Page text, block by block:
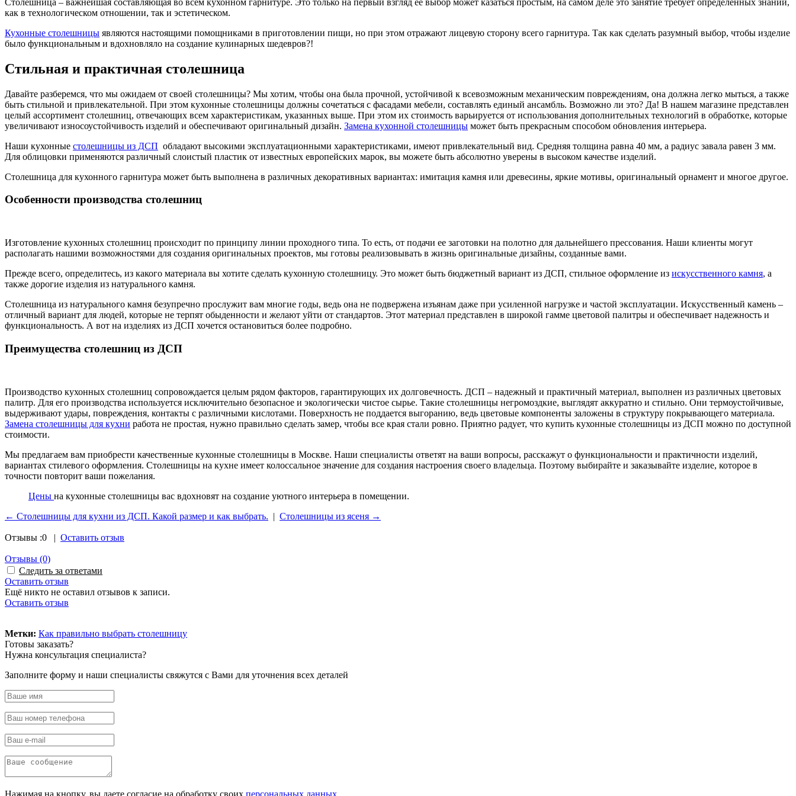
как в технологическом отношении, так и эстетическом.
Кухонные столешницы являются настоящими помощниками в приготовлении пищи, но при этом отражают лицевую сторону всего гарнитура. Так как сделать разумный выбор, чтобы изделие
было функциональным и вдохновляло на создание кулинарных шедевров?!
Стильная и практичная столешница
Давайте разберемся, что мы ожидаем от своей столешницы? Мы хотим, чтобы она была прочной, устойчивой к всевозможным механическим повреждениям, она должна легко мыться, а также
быть стильной и привлекательной. При этом кухонные столешницы должны сочетаться с фасадами мебели, составлять единый ансамбль. Возможно ли это? Да! В нашем магазине представлен
целый ассортимент столешниц, отвечающих всем характеристикам, указанных выше. При этом их стоимость варьируется от использования дополнительных технологий в обработке, которые
увеличивают износоустойчивость изделий и обеспечивают оригинальный дизайн. Замена кухонной столешницы может быть прекрасным способом обновления интерьера.
Наши кухонные столешницы из ДСП обладают высокими эксплуатационными характеристиками, имеют привлекательный вид. Средняя толщина равна 40 мм, а радиус завала равен 3 мм.
Для облицовки применяются различный слоистый пластик от известных европейских марок, вы можете быть абсолютно уверены в высоком качестве изделий.
Столешница для кухонного гарнитура может быть выполнена в различных декоративных вариантах: имитация камня или древесины, яркие мотивы, оригинальный орнамент и многое другое.
Особенности производства столешниц
Изготовление кухонных столешниц происходит по принципу линии проходного типа. То есть, от подачи ее заготовки на полотно для дальнейшего прессования. Наши клиенты могут
располагать нашими возможностями для создания оригинальных проектов, мы готовы реализовывать в жизнь оригинальные дизайны, созданные вами.
Прежде всего, определитесь, из какого материала вы хотите сделать кухонную столешницу. Это может быть бюджетный вариант из ДСП, стильное оформление из искусственного камня, а
также дорогие изделия из натурального камня.
Столешница из натурального камня безупречно прослужит вам многие годы, ведь она не подвержена изъянам даже при усиленной нагрузке и частой эксплуатации. Искусственный камень –
отличный вариант для людей, которые не терпят обыденности и желают уйти от стандартов. Этот материал представлен в широкой гамме цветовой палитры и обеспечивает надежность и
функциональность. А вот на изделиях из ДСП хочется остановиться более подробно.
Преимущества столешниц из ДСП
Производство кухонных столешниц сопровождается целым рядом факторов, гарантирующих их долговечность. ДСП – надежный и практичный материал, выполнен из различных цветовых
палитр. Для его производства используется исключительно безопасное и экологически чистое сырье. Такие столешницы негромоздкие, выглядят аккуратно и стильно. Они термоустойчивые,
выдерживают удары, повреждения, контакты с различными кислотами. Поверхность не поддается выгоранию, ведь цветовые компоненты заложены в структуру покрывающего материала.
Замена столешницы для кухни работа не простая, нужно правильно сделать замер, чтобы все края стали ровно. Приятно радует, что купить кухонные столешницы из ДСП можно по доступной
стоимости.
Мы предлагаем вам приобрести качественные кухонные столешницы в Москве. Наши специалисты ответят на ваши вопросы, расскажут о функциональности и практичности изделий,
вариантах стилевого оформления. Столешницы на кухне имеет колоссальное значение для создания настроения своего владельца. Поэтому выбирайте и заказывайте изделие, которое в
точности повторит ваши пожелания.
Цены на кухонные столешницы вас вдохновят на создание уютного интерьера в помещении.
← Столешницы для кухни из ДСП. Какой размер и как выбрать. | Столешницы из ясеня →
Отзывы :0 | Оставить отзыв
Отзывы (0)
Следить за ответами
Оставить отзыв
Ещё никто не оставил отзывов к записи.
Оставить отзыв
Метки: Как правильно выбрать столешницу
Готовы заказать?
Нужна консультация специалиста?
Заполните форму и наши специалисты свяжутся с Вами для уточнения всех деталей
Нажимая на кнопку, вы даете согласие на обработку своих персональных данных.